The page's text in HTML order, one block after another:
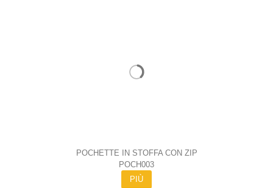
POCHETTE IN STOFFA CON ZIP
POCH003
PIÙ